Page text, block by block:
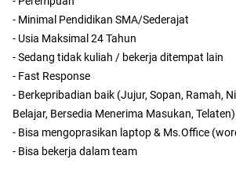
- Minimal Pendidikan SMA/Sederajat
- Usia Maksimal 24 Tahun
- Sedang tidak kuliah / bekerja ditempat lain
- Fast Response
- Berkepribadian baik (Jujur, Sopan, Ramah,
Belajar, Bersedia Menerima Masukan, Telaten)
- Bisa mengoprasikan laptop & Ms.Office
- Bisa bekerja dalam team